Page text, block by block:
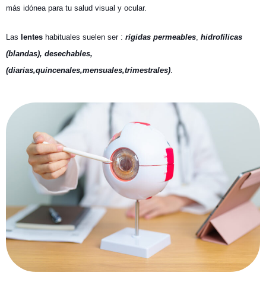
más idónea para tu salud visual y ocular.
Las lentes habituales suelen ser : rígidas permeables hidrofílicas
(blandas), desechables,
(diarias,quincenales,mensuales,trimestrales)